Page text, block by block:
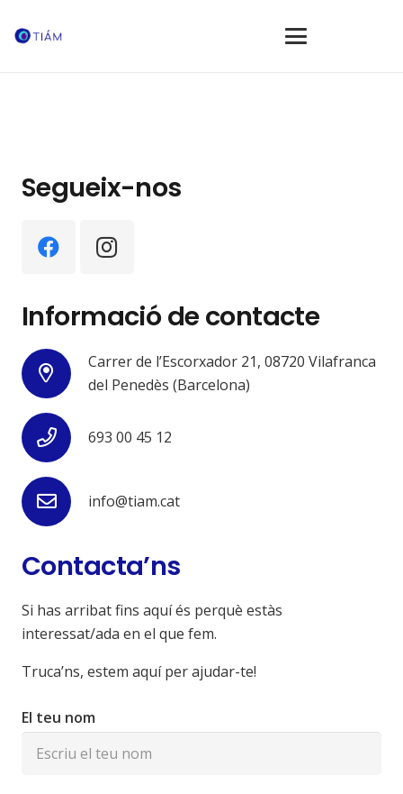
Segueix-nos
Informació de contacte
Carrer de l’Escorxador 21, 08720 Vilafranca
del Penedès (Barcelona)
693 00 45 12
info@tiam.cat
Contacta’ns
Si has arribat fins aquí és perquè estàs
interessat/ada en el que fem.
Truca’ns, estem aquí per ajudar-te!
El teu nom